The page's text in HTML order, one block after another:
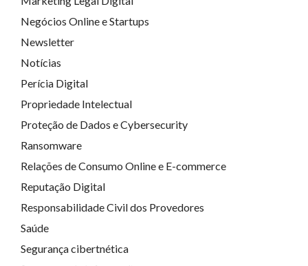
Negócios Online e Startups
Newsletter
Notícias
Perícia Digital
Propriedade Intelectual
Proteção de Dados e Cybersecurity
Ransomware
Relações de Consumo Online e E-commerce
Reputação Digital
Responsabilidade Civil dos Provedores
Saúde
Segurança cibertnética